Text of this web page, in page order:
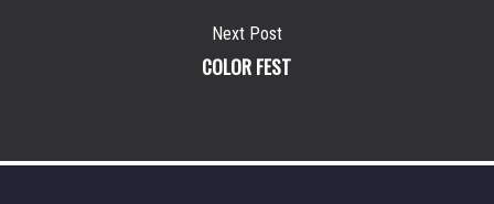
Next Post
COLOR FEST